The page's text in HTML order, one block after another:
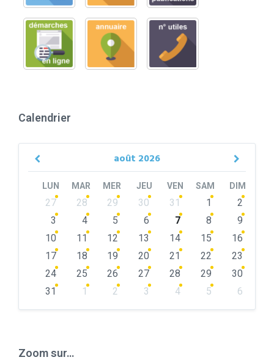
Calendrier
août 2026
Previous
LUN MAR MER JEU VEN SAM DIM
Skip
calendar
27 28 29 30 31 1
2
3
4 5 6 7 8
9
10
11 12 13 14 15
16
17
18 19 20 21 22
23
24
25 26 27 28 29
30
31
1 2 3 4 5
6
Zoom sur…